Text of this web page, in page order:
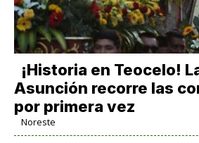
​¡Historia en Teocelo!
Asunción recorre las
por primera vez
Noreste